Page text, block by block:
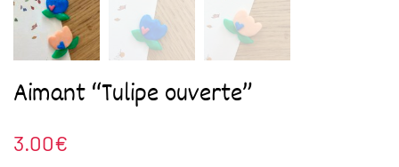
Aimant “Tulipe ouverte”
3.00€